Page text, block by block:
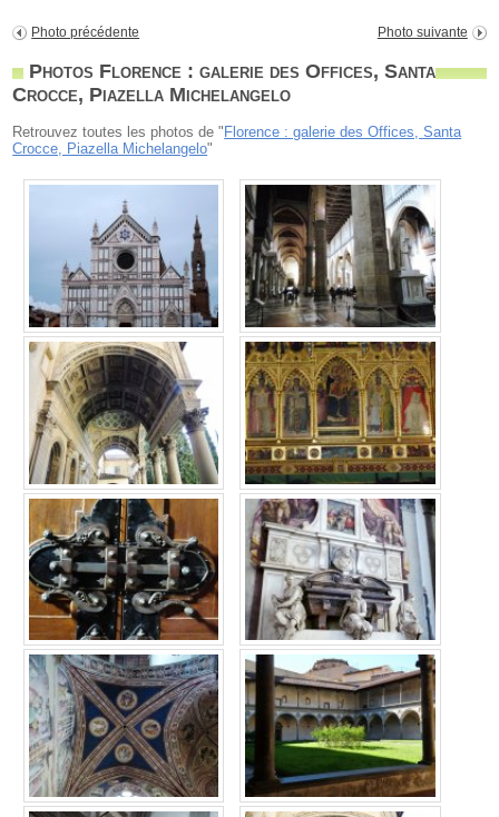
Photo précédente Photo suivante
Photos Florence : galerie des Offices, Santa
Crocce, Piazella Michelangelo
Retrouvez toutes les photos de " Florence : galerie des Offices, Santa
Crocce, Piazella Michelangelo"